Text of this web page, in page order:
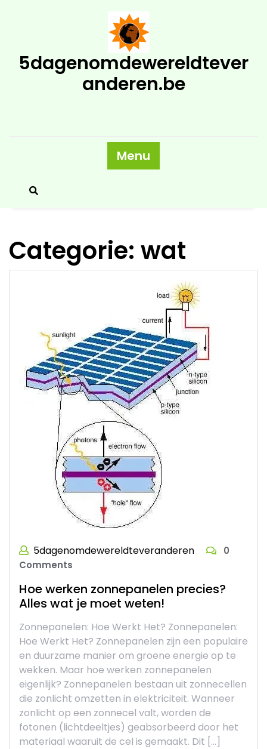
5dagenomdewereldtever
anderen.be
Menu
Categorie: wat
5dagenomdewereldteveranderen
0
Comments
Hoe werken zonnepanelen precies?
Alles wat je moet weten!
Zonnepanelen: Hoe Werkt Het? Zonnepanelen:
Hoe Werkt Het? Zonnepanelen zijn een populaire
en duurzame manier om groene energie op te
wekken. Maar hoe werken zonnepanelen
eigenlijk? Zonnepanelen bestaan uit zonnecellen
die zonlicht omzetten in elektriciteit. Wanneer
zonlicht op een zonnecel valt, worden de
fotonen (lichtdeeltjes) geabsorbeerd door het
materiaal waaruit de cel is gemaakt. Dit […]